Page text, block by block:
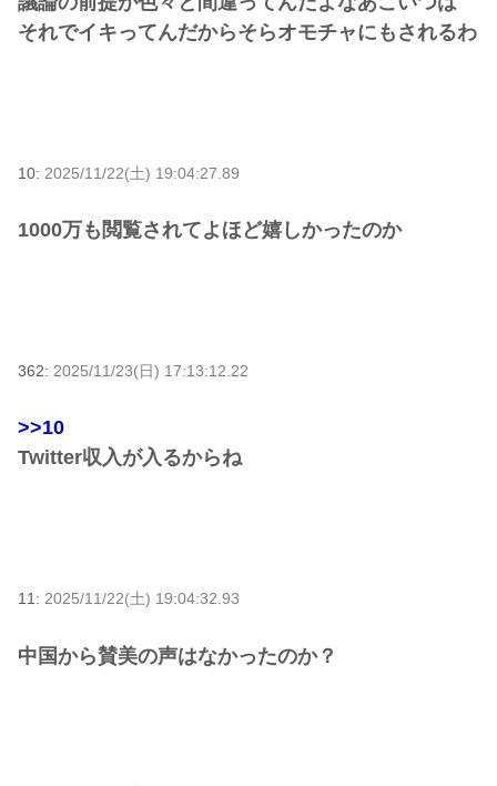
それでイキってんだからそらオモチャにもされるわ
10: 2025/11/22(土) 19:04:27.89
1000万も閲覧されてよほど嬉しかったのか
362: 2025/11/23(日) 17:13:12.22
>>10
Twitter収入が入るからね
11: 2025/11/22(土) 19:04:32.93
中国から賛美の声はなかったのか？